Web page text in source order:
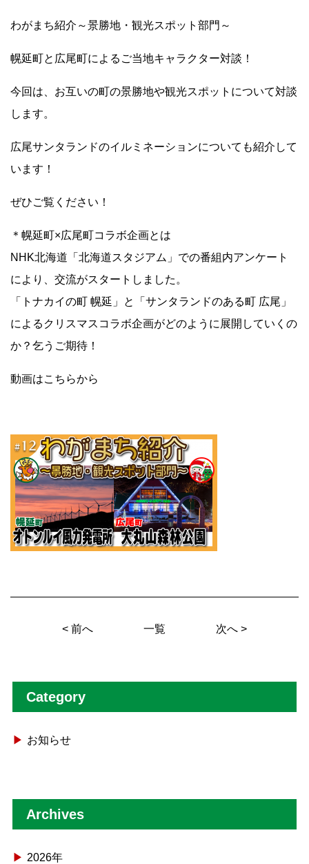
わがまち紹介～景勝地・観光スポット部門～
幌延町と広尾町によるご当地キャラクター対談！
今回は、お互いの町の景勝地や観光スポットについて対談
します。
広尾サンタランドのイルミネーションについても紹介して
います！
ぜひご覧ください！
＊幌延町×広尾町コラボ企画とは
NHK北海道「北海道スタジアム」での番組内アンケート
により、交流がスタートしました。
「トナカイの町 幌延」と「サンタランドのある町 広尾」
によるクリスマスコラボ企画がどのように展開していくの
か？乞うご期待！
動画はこちらから
<前へ 一覧 次へ>
Category
お知らせ
Archives
2026年